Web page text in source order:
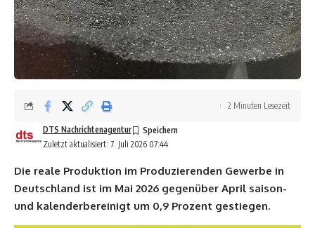
Zuletzt aktualisiert: 7. Juli 2026 07:44
DTS Nachrichtenagentur
2 Minuten Lesezeit
Die reale Produktion im Produzierenden Gewerbe in
Deutschland ist im Mai 2026 gegenüber April saison-
und kalenderbereinigt um 0,9 Prozent gestiegen.